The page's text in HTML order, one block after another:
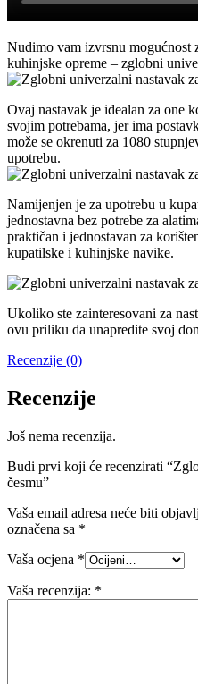
Nudimo vam izvrsnu mogućnost
kuhinjske opreme – zglobni
Ovaj nastavak je idealan za one
svojim potrebama, jer ima
može se okrenuti za 1080
upotrebu.
Namijenjen je za upotrebu u
jednostavna bez potrebe za
praktičan i jednostavan za
kupatilske i kuhinjske navike.
Ukoliko ste zainteresovani za
ovu priliku da unapredite svoj
Recenzije (0)
Recenzije
Još nema recenzija.
Budi prvi koji će recenzirati
česmu”
Vaša email adresa neće biti
označena sa *
Vaša ocjena *
Vaša recenzija: *